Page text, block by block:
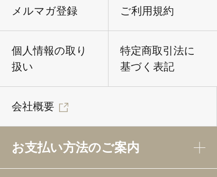
メルマガ登録 ご利用規約
個人情報の取り
扱い
特定商取引法に
基づく表記
会社概要
お支払い方法のご案内